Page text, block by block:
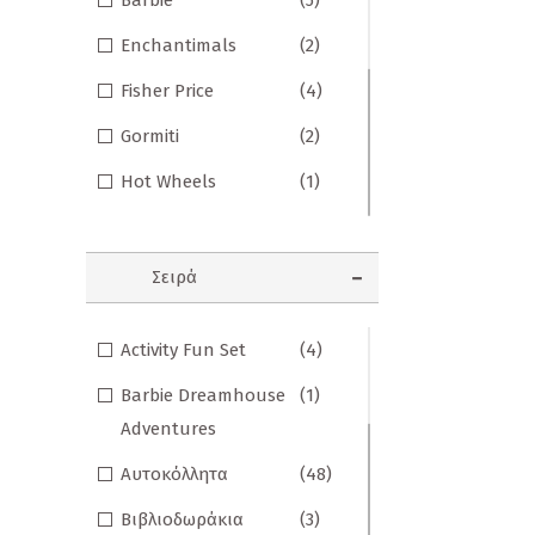
Σημειωματάρια
ΠΑΙΔΙΑ
Βιβλία Γνώσεων
Βιβλία δραστηριοτήτων
Εποχικά Βιβλία
Kομικ
Ξενόγλωσσα Παιδικά
Ταξιδιωτικά Βιβλία
Enchantimals (2)
Fisher Price (4)
Gormiti (2)
Hot Wheels (1)
Polly Pocket
Μικρά Τερατάκια (1)
Μικροί Κύριοι -
Μικρές Κυρίες
(8)
Ο Μικρός Νικόλας (1)
Σειρά
Activity Fun Set (4)
Barbie Dreamhouse
Adventures
(1)
Αυτοκόλλητα (48)
Βιβλιοδωράκια (3)